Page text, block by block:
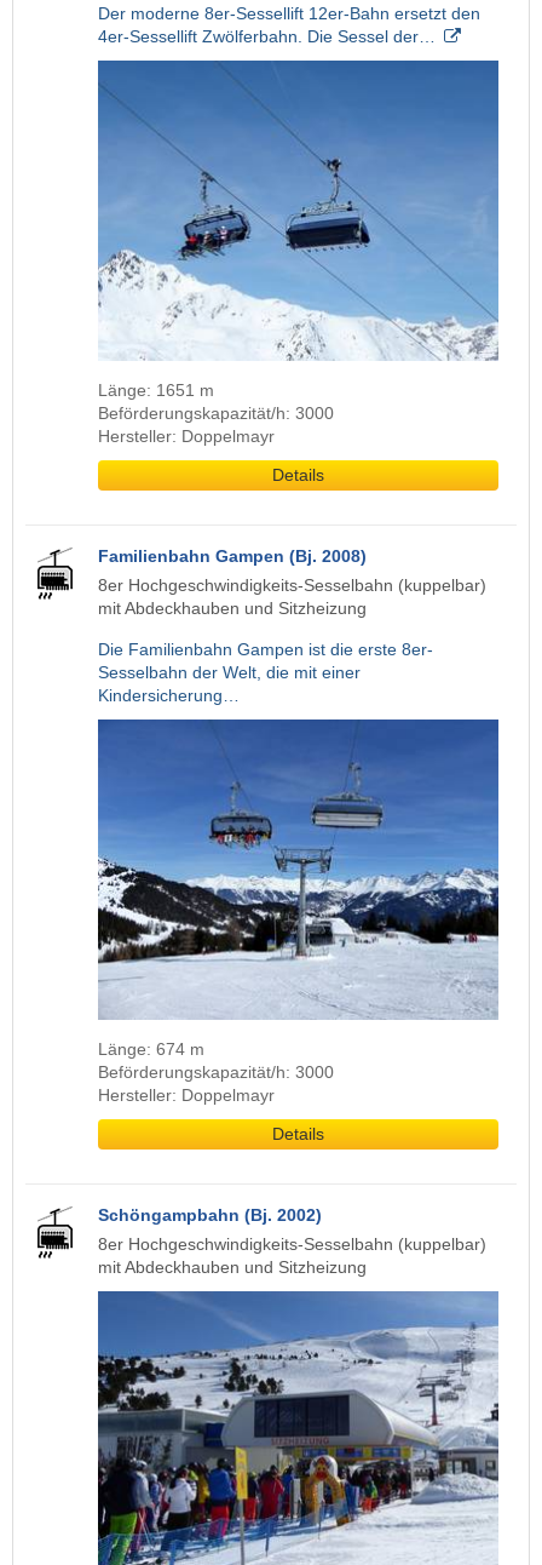
Der moderne 8er-Sessellift 12er-Bahn ersetzt den
4er-Sessellift Zwölferbahn. Die Sessel der…
Länge: 1651 m
Beförderungskapazität/h: 3000
Hersteller: Doppelmayr
Details
Familienbahn Gampen (Bj. 2008)
8er Hochgeschwindigkeits-Sesselbahn (kuppelbar)
mit Abdeckhauben und Sitzheizung
Die Familienbahn Gampen ist die erste 8er-
Sesselbahn der Welt, die mit einer
Kindersicherung…
Länge: 674 m
Beförderungskapazität/h: 3000
Hersteller: Doppelmayr
Details
Schöngampbahn (Bj. 2002)
8er Hochgeschwindigkeits-Sesselbahn (kuppelbar)
mit Abdeckhauben und Sitzheizung